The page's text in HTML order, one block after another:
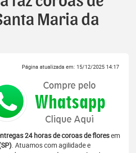
Maria da
Página atualizada em: 15/12/2025 14:17
24 horas de coroas de floresem
. Atuamos com agilidade e